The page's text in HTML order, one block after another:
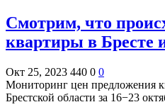
Смотрим, что
квартиры в Бресте
Окт 25, 2023 440 0 0
Мониторинг цен предложения
Брестской области за 16−23